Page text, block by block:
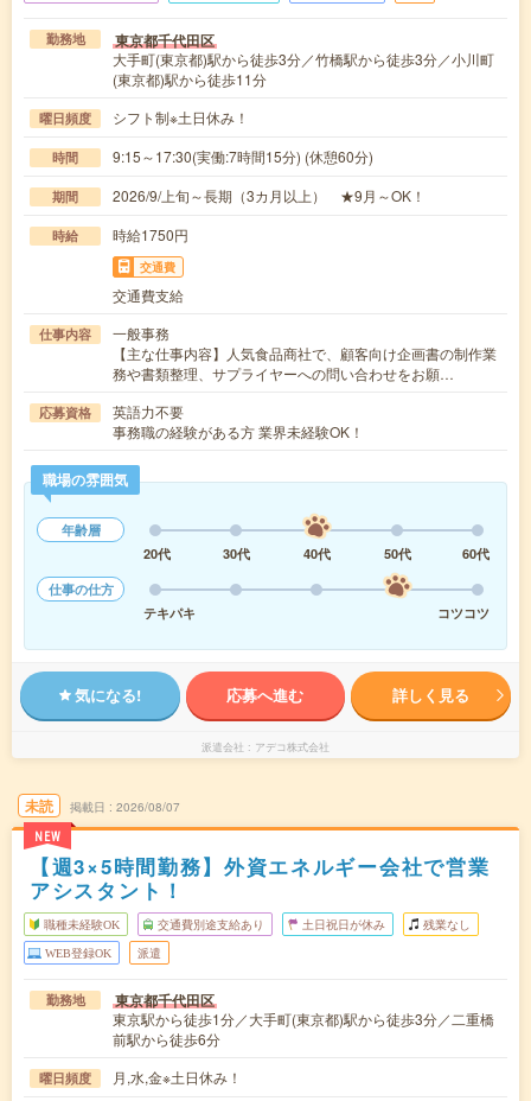
勤務地 東京都千代田区
大手町(東京都)駅から徒歩3分／竹橋駅から徒歩3分／小川町
(東京都)駅から徒歩11分
曜日頻度 シフト制※土日休み！
時間 9:15～17:30(実働:7時間15分) (休憩60分)
期間 2026/9/上旬～長期（3カ月以上） ★9月～OK！
時給 時給1750円
交通費
交通費支給
仕事内容
一般事務
【主な仕事内容】人気食品商社で、顧客向け企画書の制作業
務や書類整理、サプライヤーへの問い合わせをお願…
応募資格
英語力不要
事務職の経験がある方 業界未経験OK！
職場の雰囲気
年齢層
20代
30代 40代 50代
60代
仕事の仕方
テキパキ
コツコツ
気になる! 応募へ進む 詳しく見る
派遣会社 アデコ株式会社
未読
NEW
掲載日 2026/08/07
【週3×5時間勤務】外資エネルギー会社で営業
アシスタント！
職種未経験OK 交通費別途支給あり 土日祝日が休み 残業なし
WEB登録OK 派遣
勤務地 東京都千代田区
東京駅から徒歩1分／大手町(東京都)駅から徒歩3分／二重橋
前駅から徒歩6分
曜日頻度 月,水,金※土日休み！